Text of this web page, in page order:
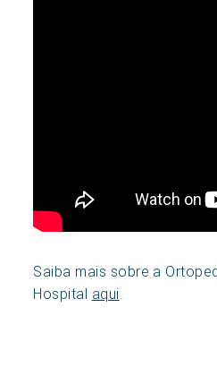
Saiba mais sobre a
Hospital aqui